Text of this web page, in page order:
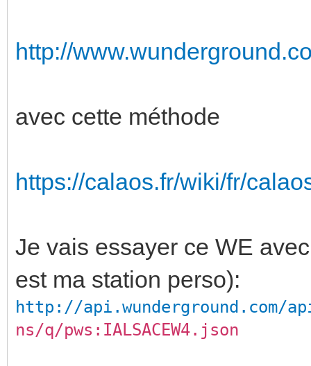
http://
avec cette méthode
https://calaos.fr/wiki/fr/
Je vais essayer ce WE
est ma station perso):
http://api.wunderground.com/
ns/q/pws:IALSACEW4.json